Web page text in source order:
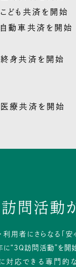
こども共済を開始
自動車共済を開始
終身共済を開始
医療共済を開始
問活動
利用者にさらなる「安
“3Q訪問活動”を開始
対応できる専門的